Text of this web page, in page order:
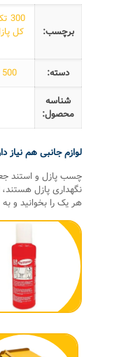
برچسب:
300 تکه
کل
دسته:
500 تکه و کمتر
شناسه
محصول:
لوازم جانبی هم نیاز
چسب پازل و استند
نگهداری پازل
هر یک را بخوانید و